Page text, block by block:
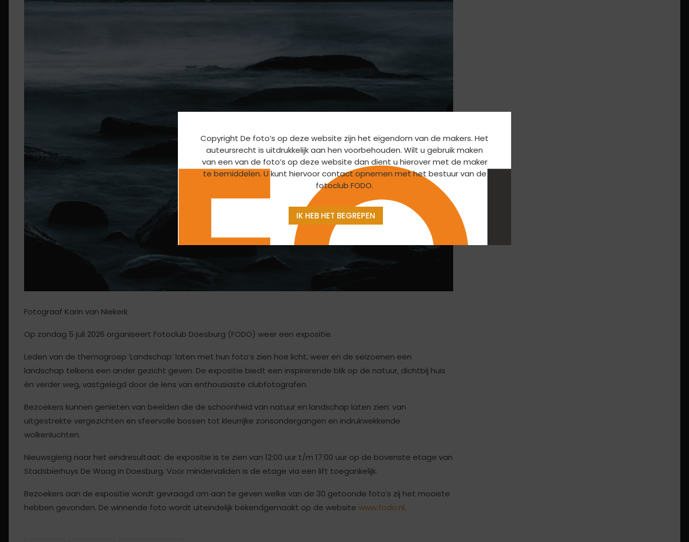
Copyright De foto’s op deze website zijn het eigendom van de makers. Het
auteursrecht is uitdrukkelijk aan hen voorbehouden. Wilt u gebruik maken
van een van de foto’s op deze website dan dient u hierover met de maker
te bemiddelen. U kunt hiervoor contact opnemen met het bestuur van de
fotoclub FODO.
IK HEB HET BEGREPEN
Fotograaf Karin van Niekerk
Op zondag 5 juli 2026 organiseert Fotoclub Doesburg (FODO) weer een expositie.
Leden van de themagroep ‘Landschap’ laten met hun foto’s zien hoe licht, weer en de seizoenen een
landschap telkens een ander gezicht geven. De expositie biedt een inspirerende blik op de natuur, dichtbij huis
én verder weg, vastgelegd door de lens van enthousiaste clubfotografen.
Bezoekers kunnen genieten van beelden die de schoonheid van natuur en landschap laten zien: van
uitgestrekte vergezichten en sfeervolle bossen tot kleurrijke zonsondergangen en indrukwekkende
wolkenluchten.
Nieuwsgierig naar het eindresultaat: de expositie is te zien van 12:00 uur t/m 17:00 uur op de bovenste etage van
Stadsbierhuys De Waag in Doesburg. Voor mindervaliden is de etage via een lift toegankelijk.
Bezoekers aan de expositie wordt gevraagd om aan te geven welke van de 30 getoonde foto’s zij het mooiste
hebben gevonden. De winnende foto wordt uiteindelijk bekendgemaakt op de website www.fodo.nl.